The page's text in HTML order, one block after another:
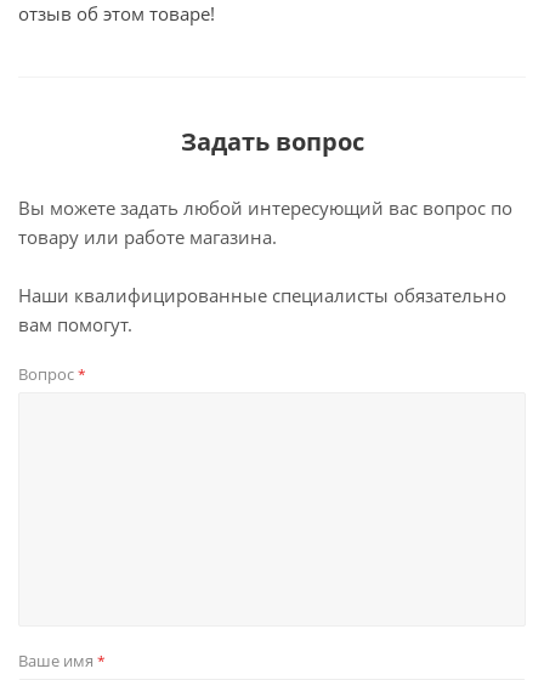
отзыв об этом товаре!
Задать вопрос
Вы можете задать любой интересующий вас вопрос по
товару или работе магазина.
Наши квалифицированные специалисты обязательно
вам помогут.
Вопрос*
Ваше имя *